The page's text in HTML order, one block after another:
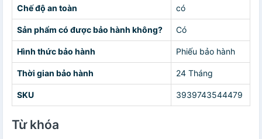
Chế độ an toàn có
Sản phẩm có được bảo hành không? Có
Hình thức bảo hành Phiếu bảo hành
Thời gian bảo hành 24 Tháng
SKU 3939743544479
Từ khóa